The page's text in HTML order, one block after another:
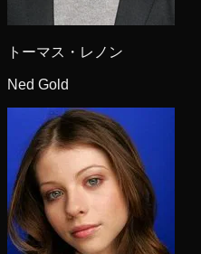
トーマス・レノン
Ned Gold